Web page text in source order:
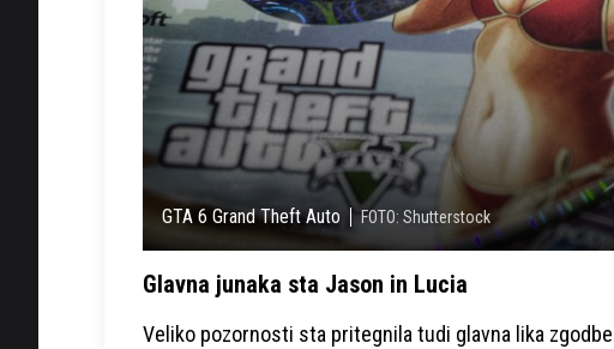
GTA 6 Grand Theft Auto FOTO: Shutterstock
Glavna junaka sta Jason in Lucia
Veliko pozornosti sta pritegnila tudi glavna lika